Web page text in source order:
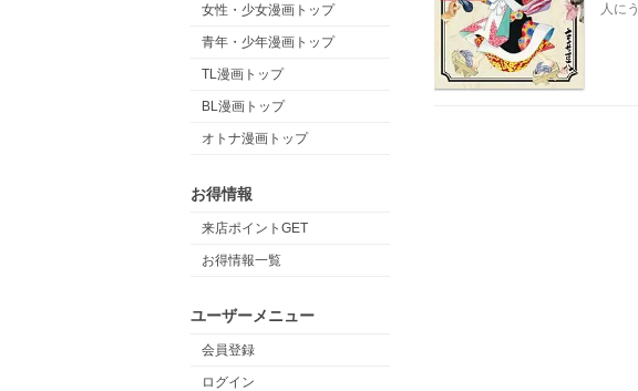
女性・少女漫画トップ
青年・少年漫画トップ
TL漫画トップ
BL漫画トップ
オトナ漫画トップ
お得情報
来店ポイントGET
お得情報一覧
ユーザーメニュー
会員登録
ログイン
人に